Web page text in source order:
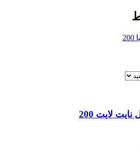
لایت 200